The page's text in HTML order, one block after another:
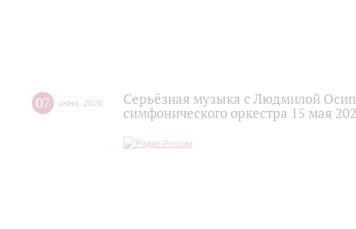
07 июня 2026
Серьёзная музыка с Людмилой
симфонического оркестра 15 мая